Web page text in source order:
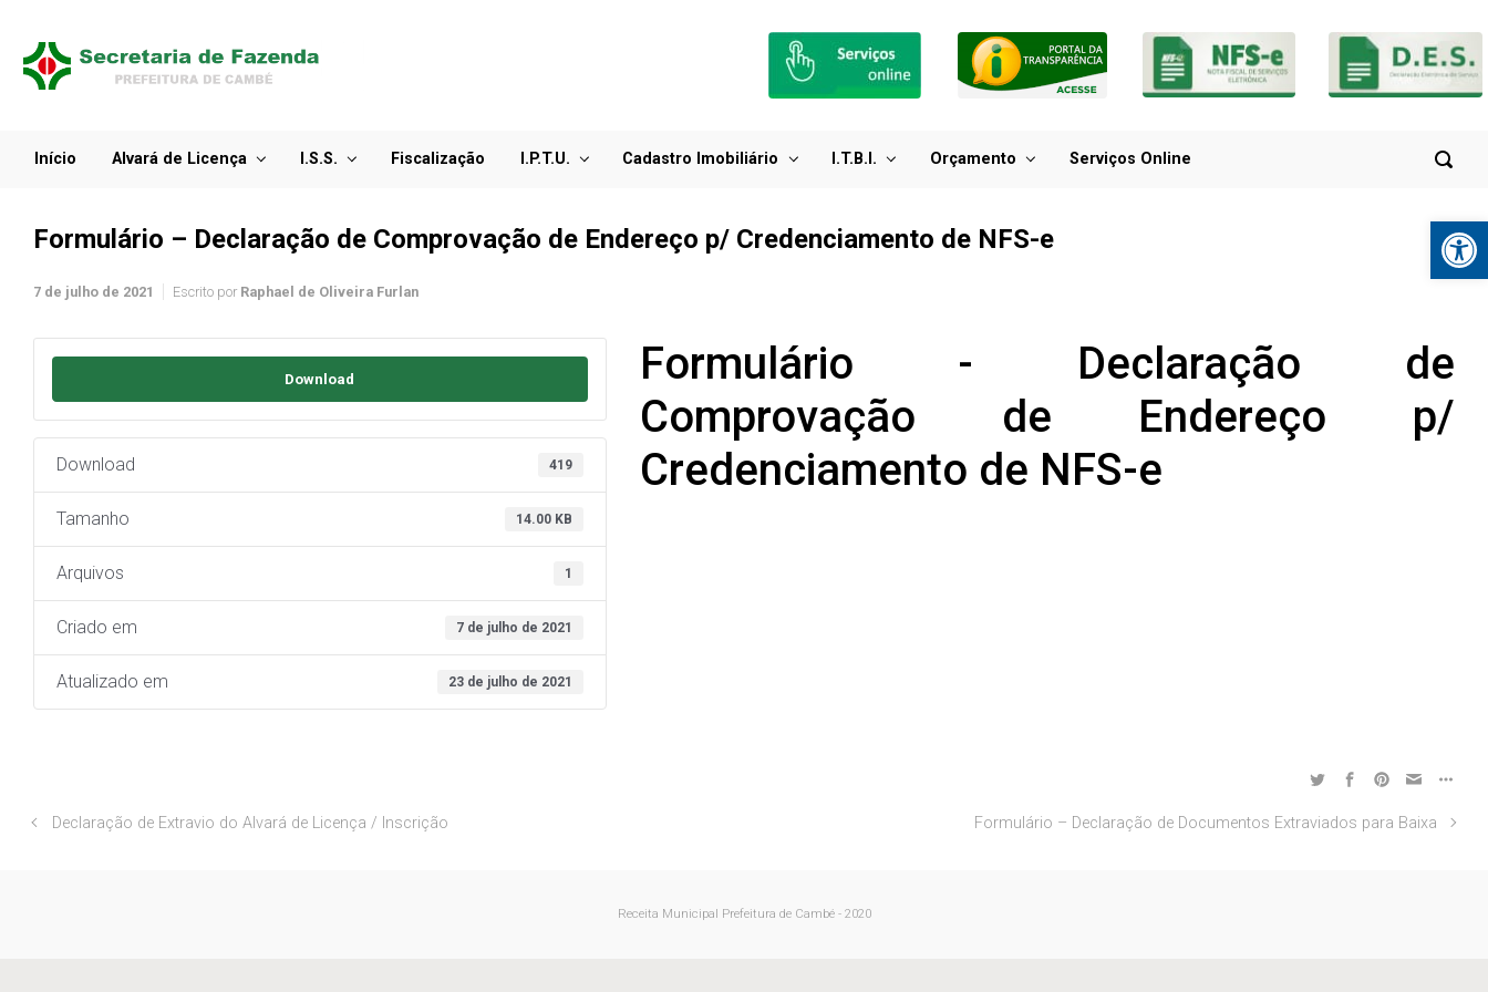
Início Alvará de Licença I.S.S. Fiscalização I.P.T.U. Cadastro Imobiliário I.T.B.I. Orçamento Serviços Online
Formulário – Declaração de Comprovação de Endereço p/ Credenciamento de NFS-e
7 de julho de 2021 Escrito por Raphael de Oliveira Furlan
Download
Download 419
Tamanho 14.00 KB
Arquivos 1
Criado em 7 de julho de 2021
Atualizado em 23 de julho de 2021
Formulário - Declaração de
Comprovação de Endereço p/
Credenciamento de NFS-e
Declaração de Extravio do Alvará de Licença / Inscrição Formulário – Declaração de Documentos Extraviados para Baixa
Receita Municipal Prefeitura de Cambé - 2020